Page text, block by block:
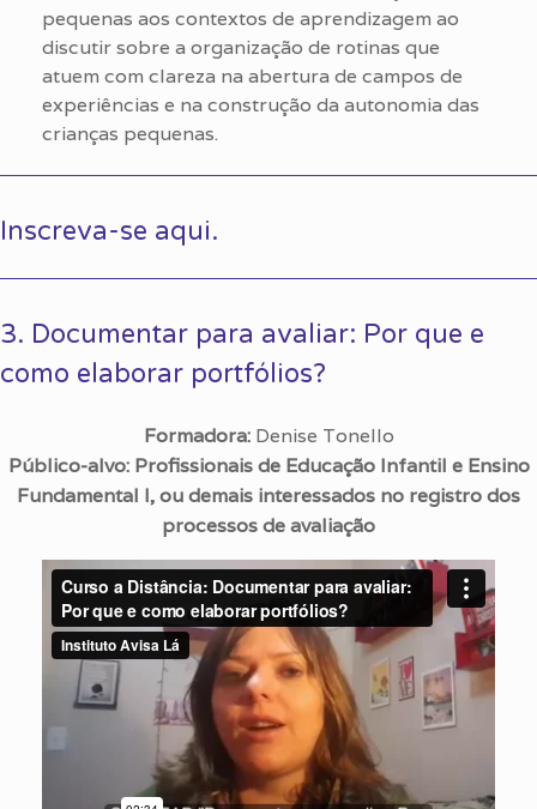
pequenas aos contextos de aprendizagem ao
discutir sobre a organização de rotinas que
atuem com clareza na abertura de campos de
experiências e na construção da autonomia das
crianças pequenas.
Inscreva-se aqui.
3. Documentar para avaliar: Por que e
como elaborar portfólios?
Formadora:Denise Tonello
Público-alvo: Profissionais de Educação Infantil e Ensino
Fundamental I, ou demais interessados no registro dos
processos de avaliação